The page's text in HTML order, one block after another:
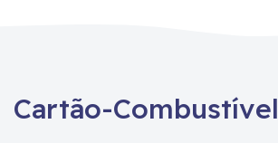
Cartão-Combustível